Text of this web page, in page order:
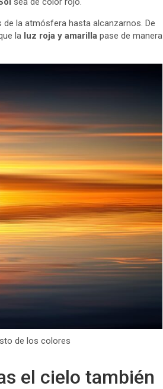
la atmósfera hasta alcanzarnos. De
la luz roja y amarilla pase de manera
de los colores
el cielo también